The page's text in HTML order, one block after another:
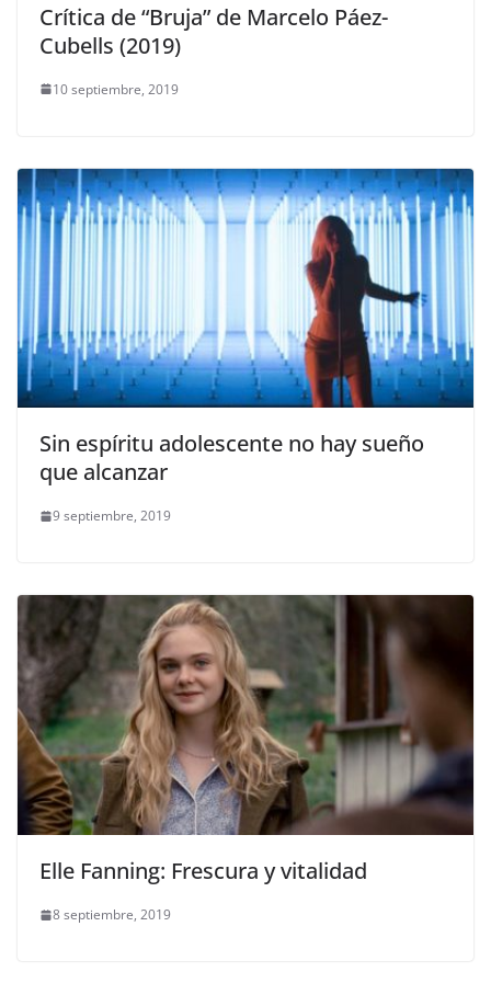
Crítica de “Bruja” de Marcelo Páez-
Cubells (2019)
10 septiembre, 2019
Sin espíritu adolescente no hay sueño
que alcanzar
9 septiembre, 2019
Elle Fanning: Frescura y vitalidad
8 septiembre, 2019